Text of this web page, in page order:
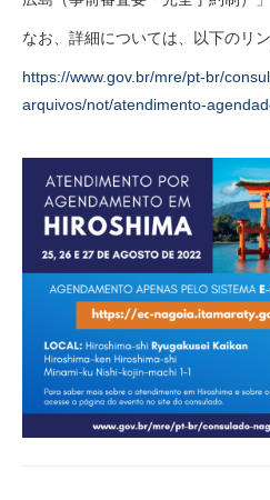
なお、詳細については、以下のリ
https://www.gov.br/mre/pt-br/
arquivos/not/atendimento-